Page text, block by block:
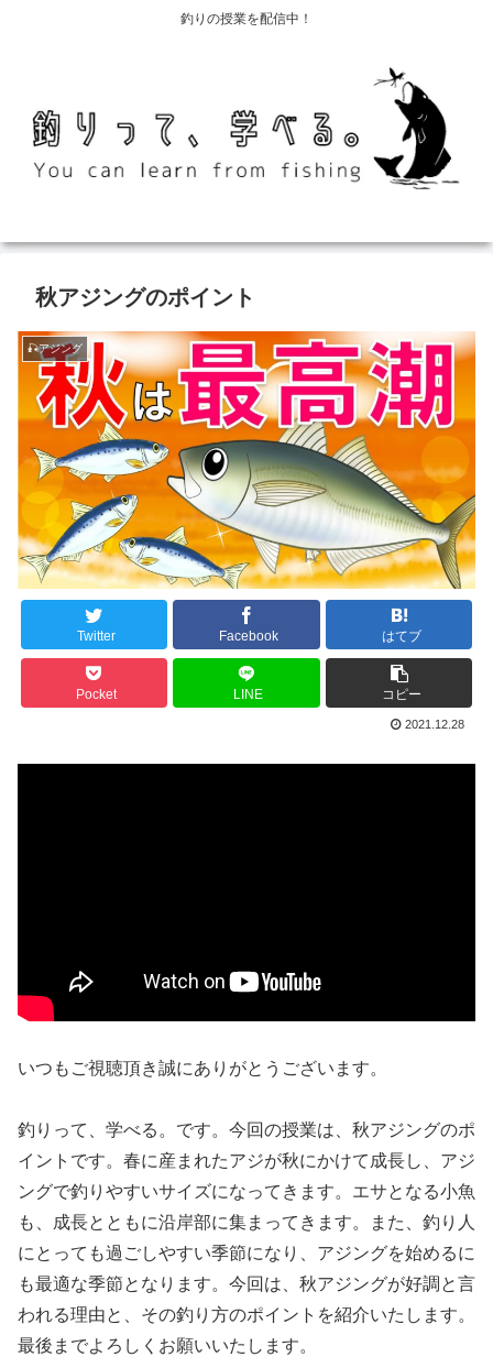
釣りの授業を配信中！
秋アジングのポイント
🎣アジング
Twitter Facebook はてブ
Pocket LINE コピー
2021.12.28
いつもご視聴頂き誠にありがとうございます。
釣りって、学べる。です。今回の授業は、秋アジングのポ
イントです。春に産まれたアジが秋にかけて成長し、アジ
ングで釣りやすいサイズになってきます。エサとなる小魚
も、成長とともに沿岸部に集まってきます。また、釣り人
にとっても過ごしやすい季節になり、アジングを始めるに
も最適な季節となります。今回は、秋アジングが好調と言
われる理由と、その釣り方のポイントを紹介いたします。
最後までよろしくお願いいたします。